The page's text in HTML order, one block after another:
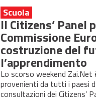
Scuola
Il Citizens’ Panel
Commissione
costruzione del
l’apprendimento
Lo scorso weekend
provenienti da tutti i paesi
consultazioni dei Citizens’